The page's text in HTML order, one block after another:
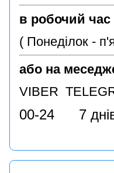
в робочий час
( Понеділок -
або на
VIBER
00-24 7